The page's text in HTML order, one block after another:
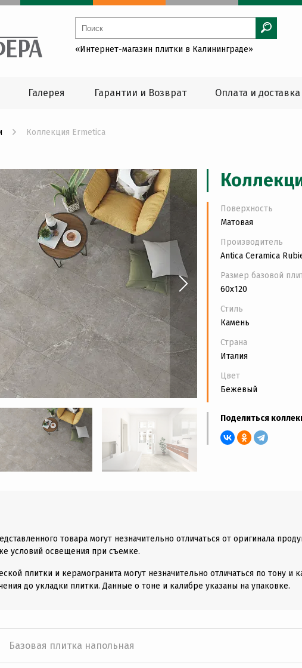
«Интернет-магазин плитки в Калининграде»
Галерея Гарантии и Возврат Оплата и доставка
Коллекция Ermetica
Поверхность
Матовая
Производитель
Antica Ceramica
Размер базовой
60x120
Стиль
Камень
Страна
Италия
Цвет
Бежевый
Поделиться
товара могут незначительно отличаться от оригинала
условий освещения при съемке.
плитки и керамогранита могут незначительно отличаться по тону
до укладки плитки. Данные о тоне и калибре указаны на упаковке.
Базовая плитка напольная